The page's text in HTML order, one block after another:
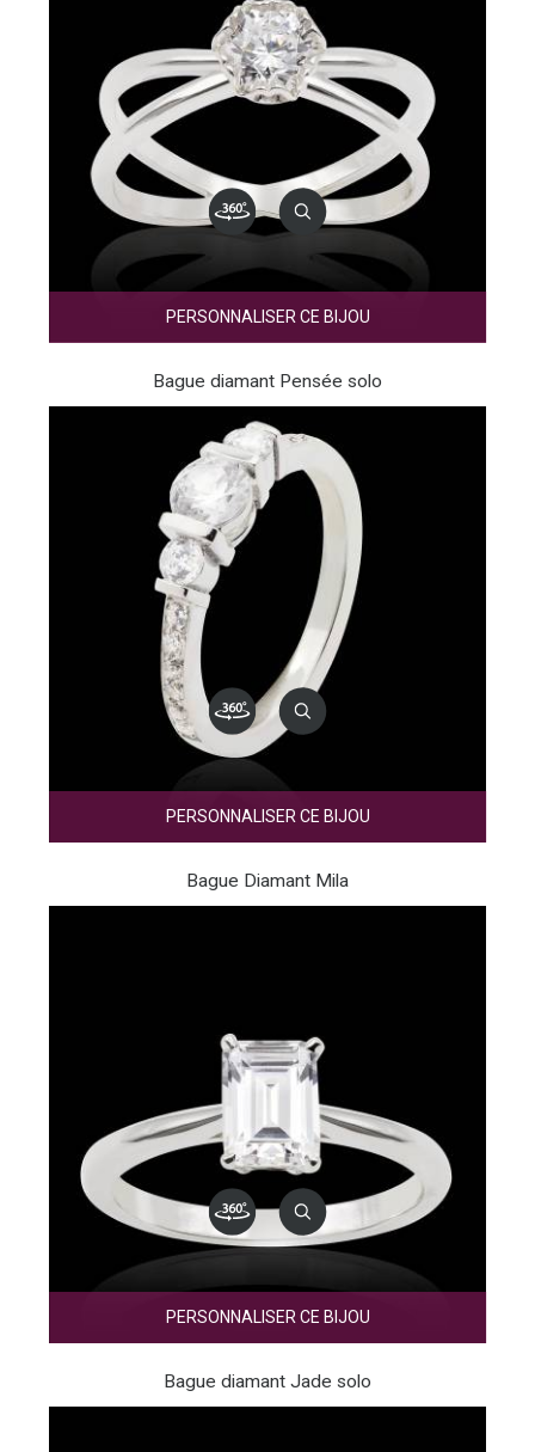
PERSONNALISER CE BIJOU
Bague diamant Pensée solo
PERSONNALISER CE BIJOU
Bague Diamant Mila
PERSONNALISER CE BIJOU
Bague diamant Jade solo